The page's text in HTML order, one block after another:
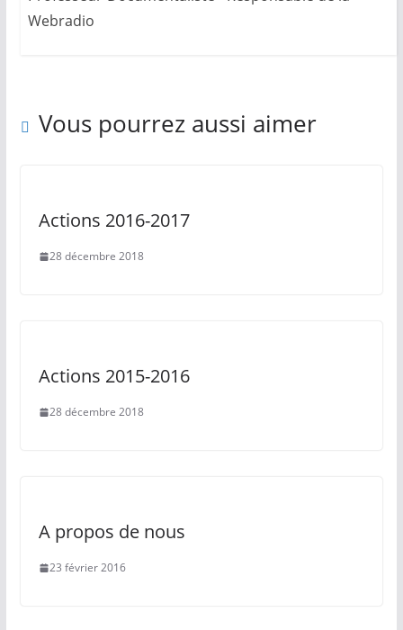
Webradio
Vous pourrez aussi aimer
Actions 2016-2017
28 décembre 2018
Actions 2015-2016
28 décembre 2018
A propos de nous
23 février 2016